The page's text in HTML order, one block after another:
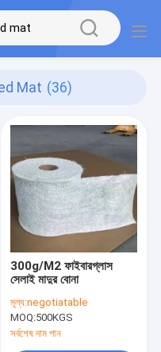
Mat (36)
300g/M2 ফাইবারগ্লাস
সেলাই মাদুর বোনা
মূল্য:negotiatable
MOQ:500KGS
সর্বশেষ দাম পান